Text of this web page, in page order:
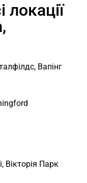
Вапінг
Вікторія Парк